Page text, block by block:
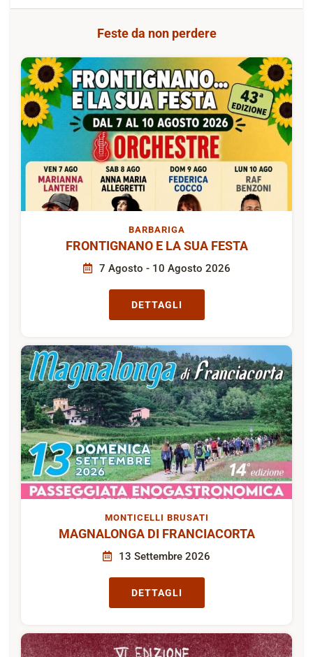
Feste da non perdere
BARBARIGA
FRONTIGNANO E LA SUA FESTA
7 Agosto - 10 Agosto 2026
DETTAGLI
MONTICELLI BRUSATI
MAGNALONGA DI FRANCIACORTA
13 Settembre 2026
DETTAGLI